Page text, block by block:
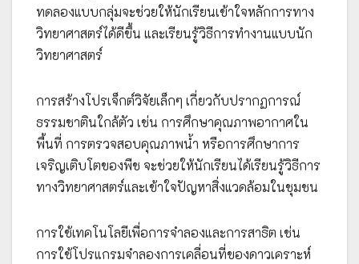
ทดลองแบบกลุ่มจะช่วยให้นักเรียนเข้าใจหลักการทาง
วิทยาศาสตร์ได้ดีขึ้น และเรียนรู้วิธีการทำงานแบบนัก
วิทยาศาสตร์
การสร้างโปรเจ็กต์วิจัยเล็กๆ เกี่ยวกับปรากฏการณ์
ธรรมชาตินใกล้ตัว เช่น การศึกษาคุณภาพอากาศใน
พื้นที่ การตรวจสอบคุณภาพน้ำ หรือการศึกษาการ
เจริญเติบโตของพืช จะช่วยให้นักเรียนได้เรียนรู้วิธีการ
ทางวิทยาศาสตร์และเข้าใจปัญหาสิ่งแวดล้อมในชุมชน
การใช้เทคโนโลยีเพื่อการจำลองและการสาธิต เช่น
การใช้โปรแกรมจำลองการเคลื่อนที่ของดาวเคราะห์